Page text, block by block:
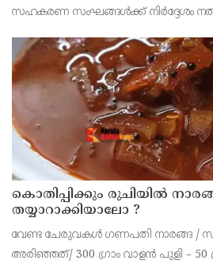
സഹകരണ സംഘങ്ങള്‍ക്ക് നിര്‍ദ്ദേശം
കൊതിപ്പിക്കും രുചിയിൽ
തയ്യാറാക്കിയാലോ ?
വേണ്ട ചേരുവകൾ ഗണപതി നാരങ്ങ /
അരിഞ്ഞത്/ 300 ഗ്രാം വാളൻ പുളി – 50